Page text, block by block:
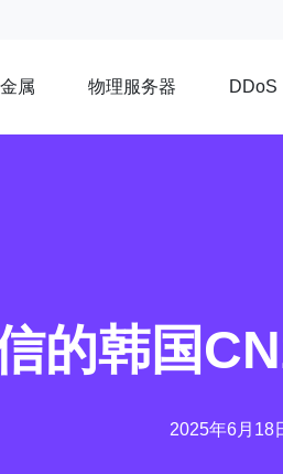
属 物理服务器 DDoS
的韩国
2025年6月18